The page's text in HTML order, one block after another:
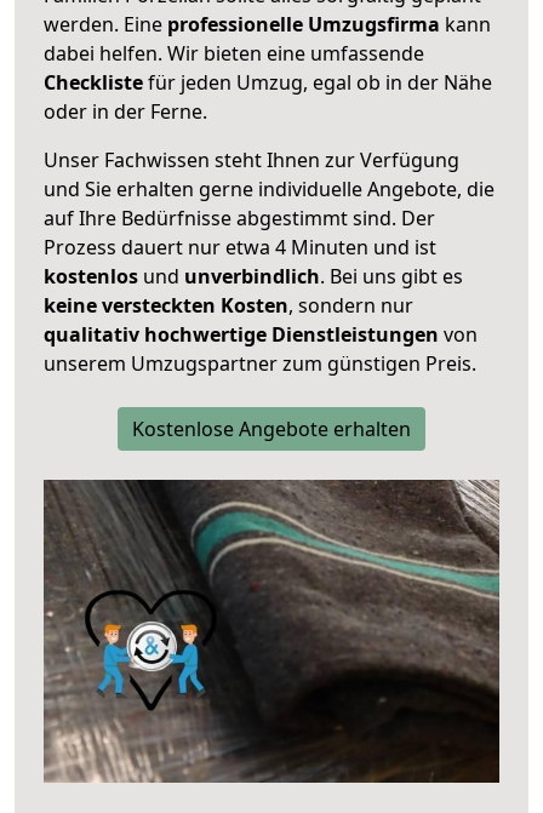
werden. Eine professionelle Umzugsfirma kann
dabei helfen. Wir bieten eine umfassende
Checklistefür jeden Umzug, egal ob in der Nähe
oder in der Ferne.
Unser Fachwissen steht Ihnen zur Verfügung
und Sie erhalten gerne individuelle Angebote, die
auf Ihre Bedürfnisse abgestimmt sind. Der
Prozess dauert nur etwa 4 Minuten und ist
kostenlos und unverbindlich. Bei uns gibt es
keine versteckten Kosten, sondern nur
qualitativ hochwertige Dienstleistungen von
unserem Umzugspartner zum günstigen Preis.
Kostenlose Angebote erhalten